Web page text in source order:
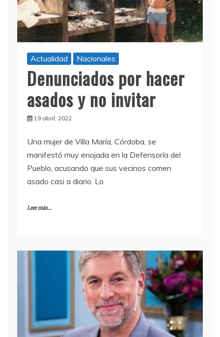
Actualidad Nacionales
Denunciados por hacer
asados y no invitar
Una mujer de Villa María, Córdoba, se
manifestó muy enojada en la Defensoría del
Pueblo, acusando que sus vecinos comen